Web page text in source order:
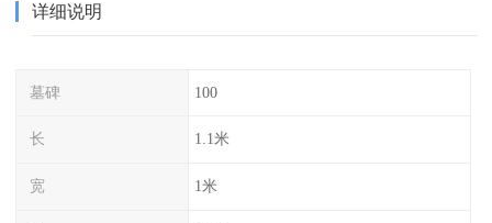
详细说明
墓碑 100
长 1.1米
宽 1米